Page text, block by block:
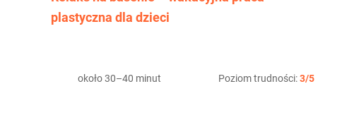
plastyczna dla dzieci
około 30–40 minut Poziom trudności:3/5